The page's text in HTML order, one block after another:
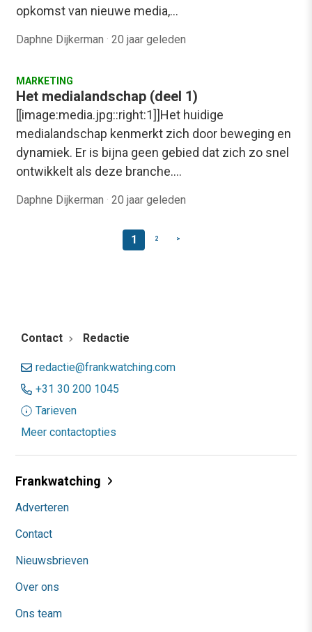
opkomst van nieuwe media,…
Daphne Dijkerman · 20 jaar geleden
MARKETING
Het medialandschap (deel 1)
[[image:media.jpg::right:1]]Het huidige
medialandschap kenmerkt zich door beweging en
dynamiek. Er is bijna geen gebied dat zich zo snel
ontwikkelt als deze branche.…
Daphne Dijkerman · 20 jaar geleden
1 2 >
Contact Redactie
redactie@frankwatching.com
+31 30 200 1045
Tarieven
Meer contactopties
Frankwatching
Adverteren
Contact
Nieuwsbrieven
Over ons
Ons team